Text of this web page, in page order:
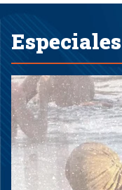
Especiales